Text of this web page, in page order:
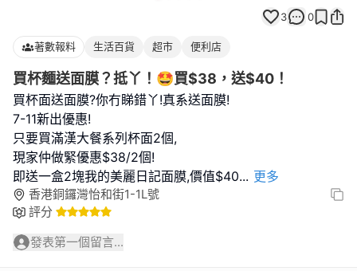
3 0
著數報料 生活百貨 超市 便利店
買杯麵送面膜？抵丫！🤩買$38，送$40！
買杯面送面膜?你冇睇錯丫!真系送面膜!
7-11新出優惠!
只要買滿漢大餐系列杯面2個,
現家仲做緊優惠$38/2個!
即送一盒2塊我的美麗日記面膜,價值$40... 更多
香港銅鑼灣怡和街1-1L號
評分
發表第一個留言...